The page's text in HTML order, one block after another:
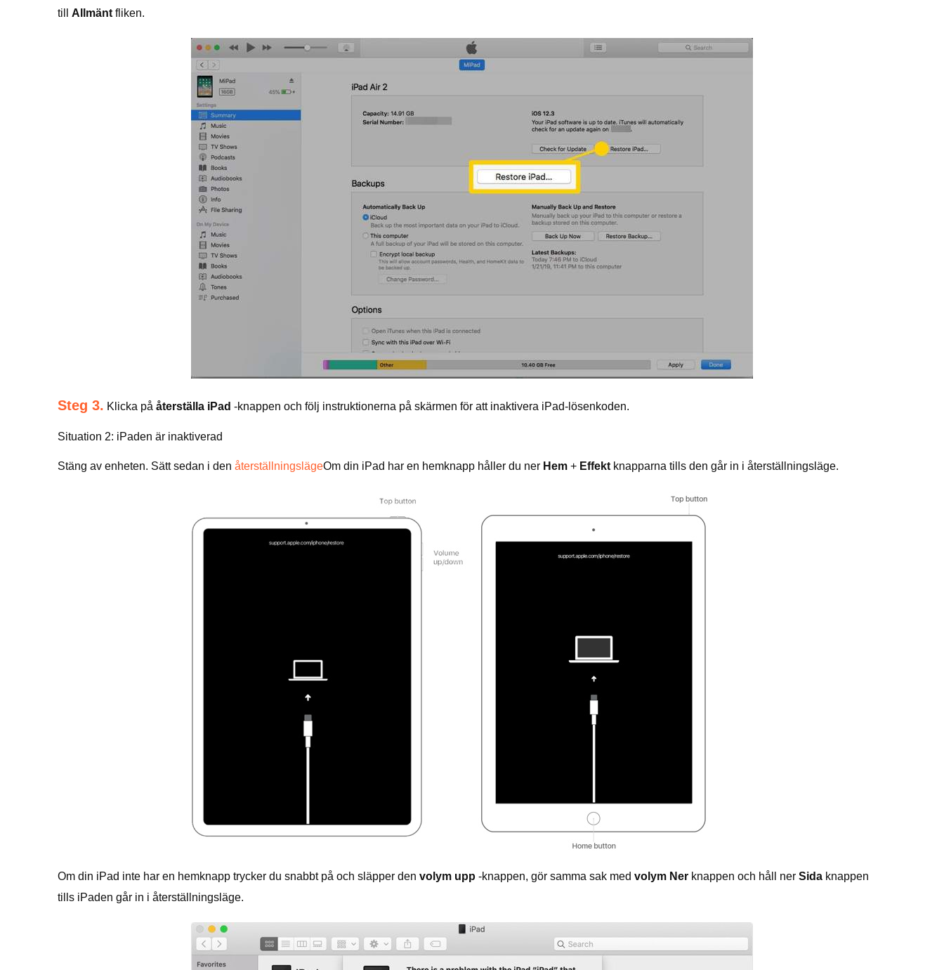
till Allmänt fliken.
Steg 3. Klicka på återställa iPad -knappen och följ instruktionerna på skärmen för att inaktivera iPad-lösenkoden.
Situation 2: iPaden är inaktiverad
Stäng av enheten. Sätt sedan i den återställningslägeOm din iPad har en hemknapp håller du ner Hem + Effekt knapparna tills den går in i återställningsläge.
Om din iPad inte har en hemknapp trycker du snabbt på och släpper den volym upp -knappen, gör samma sak med volym Ner knappen och håll ner Sida knappen
tills iPaden går in i återställningsläge.